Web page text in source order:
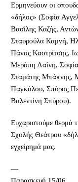
Ερμηνεύουν οι
«δήλος» (Σοφία
Βασίλης Καζής,
Σταυρούλα Καμνή,
Πάνος Καστρίτσης,
Μερόπη Λαΐνη,
Σταμάτης Μπάκνης,
Παγκάλου, Σπύρος
Βαλεντίνη Σπύρου).
Ευχαριστούμε θερμά
Σχολής Θεάτρου
εγχείρημά μας.
—